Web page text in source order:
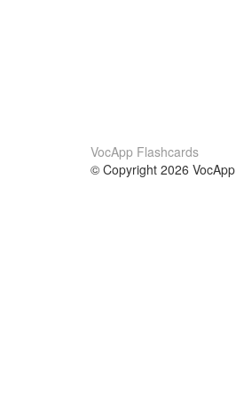
VocApp Flashcards
© Copyright 2026 VocApp